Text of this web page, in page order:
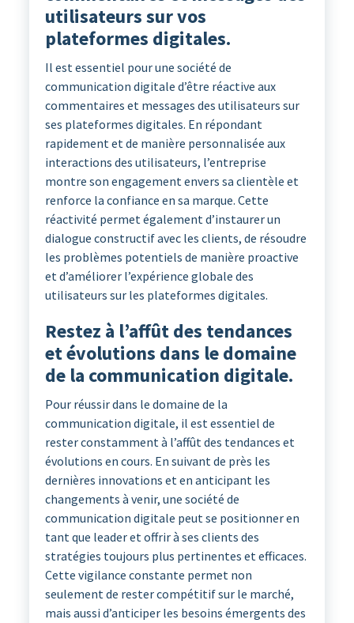
utilisateurs sur vos
plateformes digitales.
Il est essentiel pour une société de
communication digitale d’être réactive aux
commentaires et messages des utilisateurs sur
ses plateformes digitales. En répondant
rapidement et de manière personnalisée aux
interactions des utilisateurs, l’entreprise
montre son engagement envers sa clientèle et
renforce la confiance en sa marque. Cette
réactivité permet également d’instaurer un
dialogue constructif avec les clients, de résoudre
les problèmes potentiels de manière proactive
et d’améliorer l’expérience globale des
utilisateurs sur les plateformes digitales.
Restez à l’affût des tendances
et évolutions dans le domaine
de la communication digitale.
Pour réussir dans le domaine de la
communication digitale, il est essentiel de
rester constamment à l’affût des tendances et
évolutions en cours. En suivant de près les
dernières innovations et en anticipant les
changements à venir, une société de
communication digitale peut se positionner en
tant que leader et offrir à ses clients des
stratégies toujours plus pertinentes et efficaces.
Cette vigilance constante permet non
seulement de rester compétitif sur le marché,
mais aussi d’anticiper les besoins émergents des